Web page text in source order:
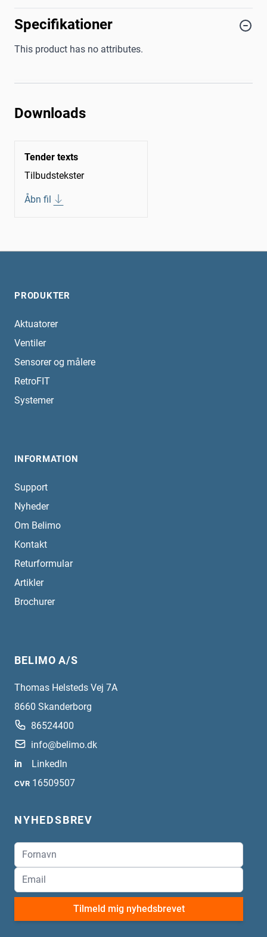
Specifikationer
This product has no attributes.
Downloads
Tender texts
Tilbudstekster
Åbn fil
PRODUKTER
Aktuatorer
Ventiler
Sensorer og målere
RetroFIT
Systemer
INFORMATION
Support
Nyheder
Om Belimo
Kontakt
Returformular
Artikler
Brochurer
BELIMO A/S
Thomas Helsteds Vej 7A
8660 Skanderborg
86524400
info@belimo.dk
in
LinkedIn
CVR 16509507
NYHEDSBREV
Tilmeld mig nyhedsbrevet